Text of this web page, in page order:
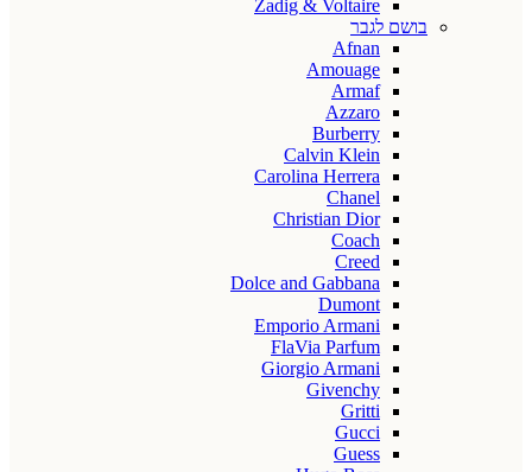
Zadig & Voltaire
בושם לגבר
Afnan
Amouage
Armaf
Azzaro
Burberry
Calvin Klein
Carolina Herrera
Chanel
Christian Dior
Coach
Creed
Dolce and Gabbana
Dumont
Emporio Armani
FlaVia Parfum
Giorgio Armani
Givenchy
Gritti
Gucci
Guess